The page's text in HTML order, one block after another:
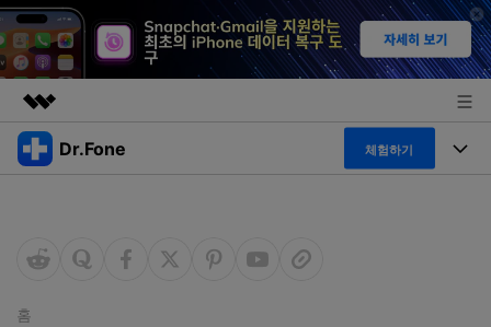
주요 제품
개요
회사 소개
뉴스룸
Dr.Fone 체험하기
특징
프로그램
탐색 및 발견
홈